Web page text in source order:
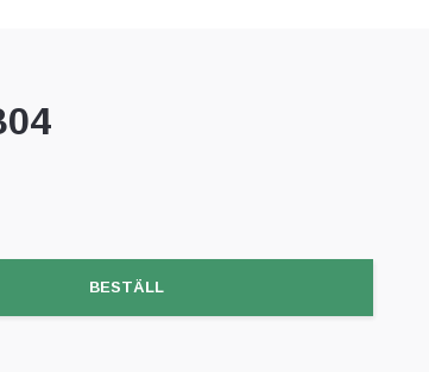
BESTÄLL